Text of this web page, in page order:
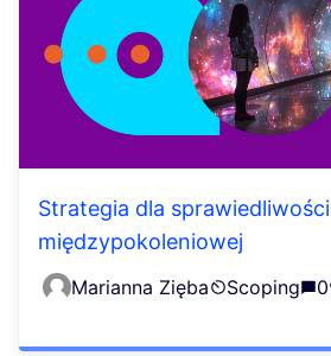
Strategia dla sprawiedliwości
międzypokoleniowej
Marianna Zięba Scoping 0